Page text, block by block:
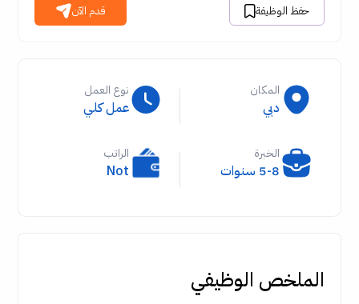
حفظ الوظيفة قدم الآن
المكان
دبي
نوع العمل
عمل كلي
الخبرة
5-8 سنوات
الراتب
Not
الملخص الوظيفي